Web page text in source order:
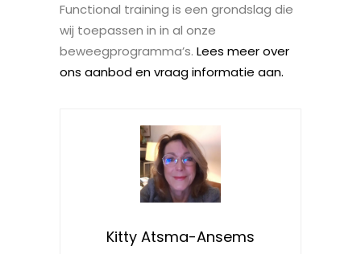
Functional training is een grondslag die
wij toepassen in in al onze
beweegprogramma’s. Lees meer over
ons aanbod en vraag informatie aan.
Kitty Atsma-Ansems